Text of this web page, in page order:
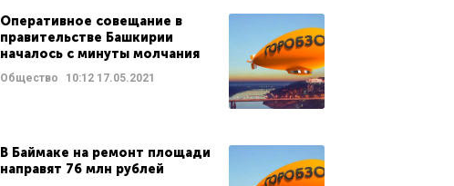
Оперативное совещание в
правительстве Башкирии
началось с минуты молчания
Общество 10:1217.05.2021
В Баймаке на ремонт площади
направят 76 млн рублей